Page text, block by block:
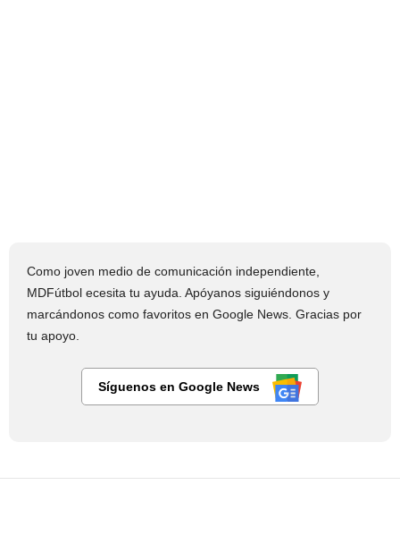
Como joven medio de comunicación independiente,
MDFútbol ecesita tu ayuda. Apóyanos siguiéndonos y
marcándonos como favoritos en Google News. Gracias por
tu apoyo.
Síguenos en Google News